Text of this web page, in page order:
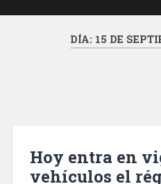
DÍA: 15 DE
Hoy entra en
vehículos el